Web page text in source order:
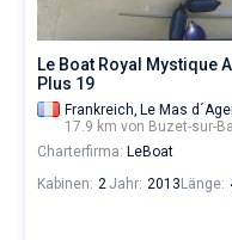
Le Boat Royal Mystique
Plus 19
Frankreich, Le Mas
17.9 km von Buzet-sur-
Charterfirma: LeBoat
Kabinen: 2Jahr: 2013 Länge: